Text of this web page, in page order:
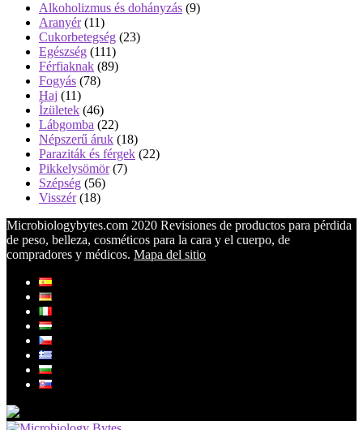
Alkoholizmus és dohányzás (9)
Aranyér(11)
Cukorbetegség (23)
Egészség (111)
Férfiaknak (89)
Fogyás (78)
Haj (11)
Ízületek (46)
Lábgomba (22)
Népszerű áruk (18)
Paraziták és férgek (22)
Pikkelysömör(7)
Szépség (56)
Visszér(18)
Microbiologybytes.com 2020 Revisiones de productos para pérdida
de peso, belleza, cosméticos para la cara y el cuerpo, de
compradores y médicos. Mapa del sitio